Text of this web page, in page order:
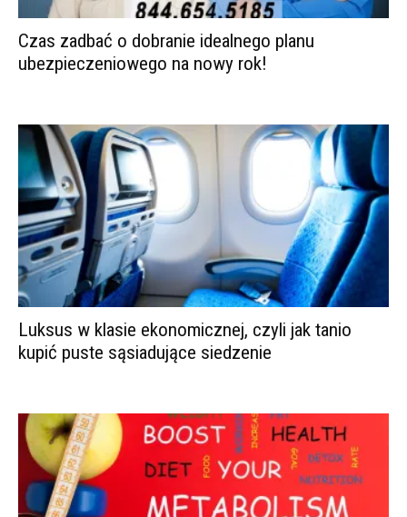
Czas zadbać o dobranie idealnego planu
ubezpieczeniowego na nowy rok!
Luksus w klasie ekonomicznej, czyli jak tanio
kupić puste sąsiadujące siedzenie